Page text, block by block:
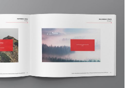
DO KOSZYKA